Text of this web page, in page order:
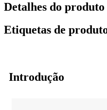
Detalhes do produto
Etiquetas de
Introdução